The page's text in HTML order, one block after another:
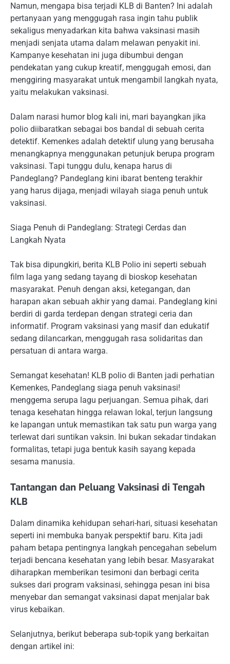
Namun, mengapa bisa terjadi KLB di Banten? Ini adalah
pertanyaan yang menggugah rasa ingin tahu publik
sekaligus menyadarkan kita bahwa vaksinasi masih
menjadi senjata utama dalam melawan penyakit ini.
Kampanye kesehatan ini juga dibumbui dengan
pendekatan yang cukup kreatif, menggugah emosi, dan
menggiring masyarakat untuk mengambil langkah nyata,
yaitu melakukan vaksinasi.
Dalam narasi humor blog kali ini, mari bayangkan jika
polio diibaratkan sebagai bos bandal di sebuah cerita
detektif. Kemenkes adalah detektif ulung yang berusaha
menangkapnya menggunakan petunjuk berupa program
vaksinasi. Tapi tunggu dulu, kenapa harus di
Pandeglang? Pandeglang kini ibarat benteng terakhir
yang harus dijaga, menjadi wilayah siaga penuh untuk
vaksinasi.
Siaga Penuh di Pandeglang: Strategi Cerdas dan
Langkah Nyata
Tak bisa dipungkiri, berita KLB Polio ini seperti sebuah
film laga yang sedang tayang di bioskop kesehatan
masyarakat. Penuh dengan aksi, ketegangan, dan
harapan akan sebuah akhir yang damai. Pandeglang kini
berdiri di garda terdepan dengan strategi ceria dan
informatif. Program vaksinasi yang masif dan edukatif
sedang dilancarkan, menggugah rasa solidaritas dan
persatuan di antara warga.
Semangat kesehatan! KLB polio di Banten jadi perhatian
Kemenkes, Pandeglang siaga penuh vaksinasi!
menggema serupa lagu perjuangan. Semua pihak, dari
tenaga kesehatan hingga relawan lokal, terjun langsung
ke lapangan untuk memastikan tak satu pun warga yang
terlewat dari suntikan vaksin. Ini bukan sekadar tindakan
formalitas, tetapi juga bentuk kasih sayang kepada
sesama manusia.
Tantangan dan Peluang Vaksinasi di Tengah
KLB
Dalam dinamika kehidupan sehari-hari, situasi kesehatan
seperti ini membuka banyak perspektif baru. Kita jadi
paham betapa pentingnya langkah pencegahan sebelum
terjadi bencana kesehatan yang lebih besar. Masyarakat
diharapkan memberikan tesimoni dan berbagi cerita
sukses dari program vaksinasi, sehingga pesan ini bisa
menyebar dan semangat vaksinasi dapat menjalar bak
virus kebaikan.
Selanjutnya, berikut beberapa sub-topik yang berkaitan
dengan artikel ini: